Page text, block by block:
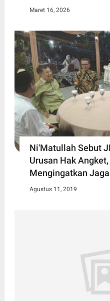
Maret 16, 2026
Ni'Matullah Sebut
Urusan Hak
Mengingatkan
Agustus 11, 2019